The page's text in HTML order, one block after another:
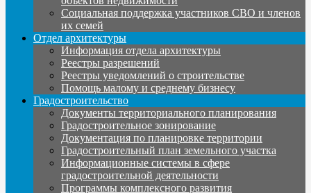
Социальная поддержка участников СВО и членов
их семей
Отдел архитектуры
Информация отдела архитектуры
Реестры разрешений
Реестры уведомлений о строительстве
Помощь малому и среднему бизнесу
Градостроительство
Документы территориального планирования
Градостроительное зонирование
Документация по планировке территории
Градостроительный план земельного участка
Информационные системы в сфере
градостроительной деятельности
Программы комплексного развития